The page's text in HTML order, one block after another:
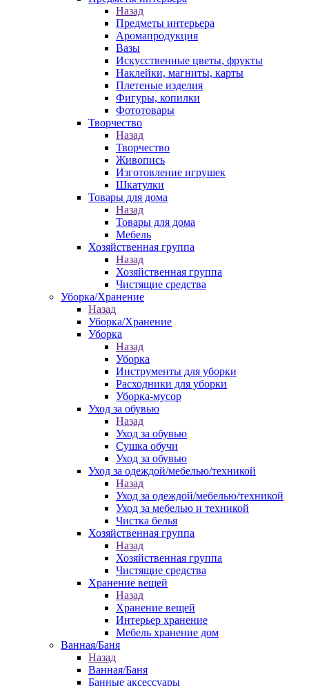
Назад
Предметы интерьера
Аромапродукция
Вазы
Искусственные цветы, фрукты
Наклейки, магниты, карты
Плетеные изделия
Фигуры, копилки
Фототовары
Творчество
Назад
Творчество
Живопись
Изготовление игрушек
Шкатулки
Товары для дома
Назад
Товары для дома
Мебель
Хозяйственная группа
Назад
Хозяйственная группа
Чистящие средства
Уборка/Хранение
Назад
Уборка/Хранение
Уборка
Назад
Уборка
Инструменты для уборки
Расходники для уборки
Уборка-мусор
Уход за обувью
Назад
Уход за обувью
Сушка обучи
Уход за обувью
Уход за одеждой/мебелью/техникой
Назад
Уход за одеждой/мебелью/техникой
Уход за мебелью и техникой
Чистка белья
Хозяйственная группа
Назад
Хозяйственная группа
Чистящие средства
Хранение вещей
Назад
Хранение вещей
Интерьер хранение
Мебель хранение дом
Ванная/Баня
Назад
Ванная/Баня
Банные аксессуары